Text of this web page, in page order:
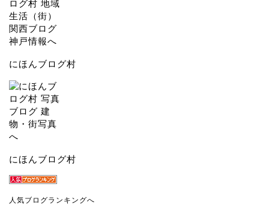
にほんブログ村
にほんブログ村
人気ブログランキングへ